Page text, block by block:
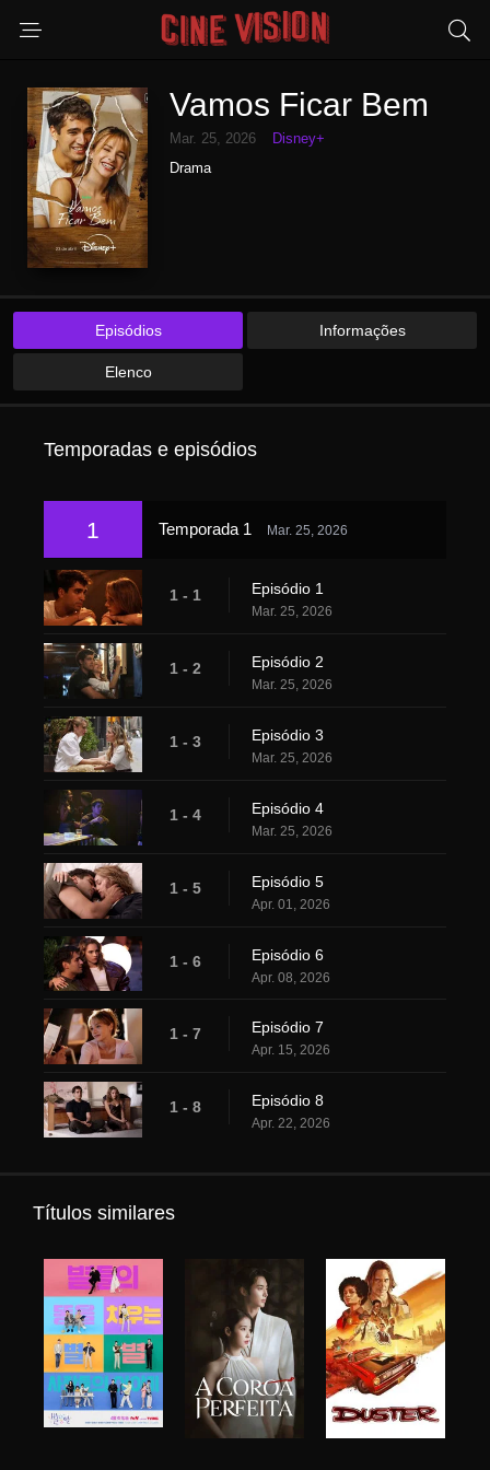
Vamos Ficar Bem
Mar. 25, 2026
Disney+
Drama
Episódios Informações
Elenco
Temporadas e episódios
1 Temporada 1 Mar. 25, 2026
1 - 1 Episódio 1
Mar. 25, 2026
1 - 2 Episódio 2
Mar. 25, 2026
1 - 3 Episódio 3
Mar. 25, 2026
1 - 4 Episódio 4
Mar. 25, 2026
1 - 5 Episódio 5
Apr. 01, 2026
1 - 6 Episódio 6
Apr. 08, 2026
1 - 7 Episódio 7
Apr. 15, 2026
1 - 8 Episódio 8
Apr. 22, 2026
Títulos similares